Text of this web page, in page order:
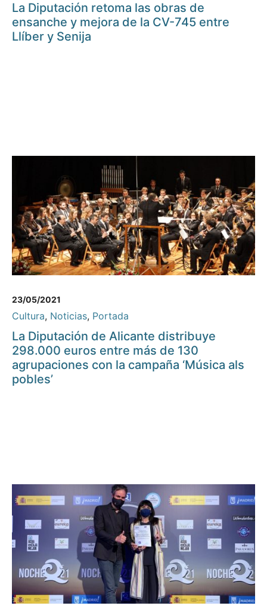
La Diputación retoma las obras de
ensanche y mejora de la CV-745 entre
Llíber y Senija
23/05/2021
Cultura, Noticias, Portada
La Diputación de Alicante distribuye
298.000 euros entre más de 130
agrupaciones con la campaña ‘Música als
pobles’